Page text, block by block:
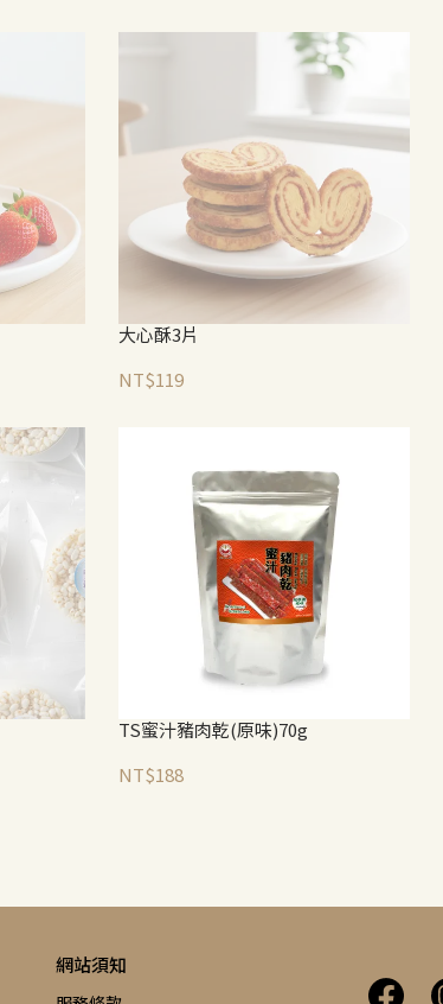
大心酥3片
NT$119
TS蜜汁豬肉乾(原味)70g
NT$188
網站須知